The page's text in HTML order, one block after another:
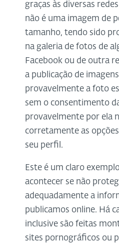
graças às diversas
não é uma imagem de
tamanho, tendo sido
na galeria de fotos de
Facebook ou de outra
a publicação de
provavelmente a foto
sem o consentimento
provavelmente por ela
corretamente as
seu perfil.
Este é um claro
acontecer se não
adequadamente a
publicamos online. Há
inclusive são feitas
sites pornográficos ou